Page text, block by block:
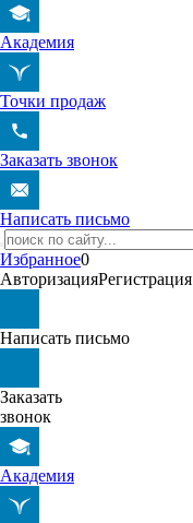
Академия
Точки продаж
Заказать звонок
Написать письмо
Избранное0
АвторизацияРегистрация
Написать письмо
Заказать
звонок
Академия